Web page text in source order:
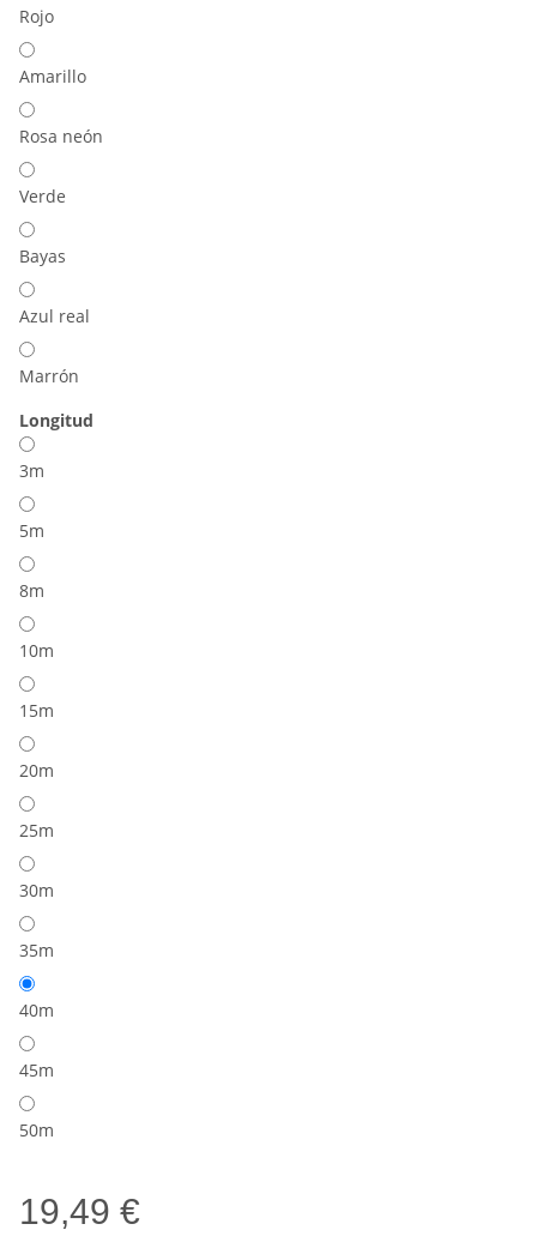
Rojo
Amarillo
Rosa neón
Verde
Bayas
Azul real
Marrón
Longitud
3m
5m
8m
10m
15m
20m
25m
30m
35m
40m
45m
50m
19,49 €